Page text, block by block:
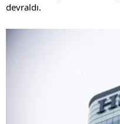
devraldı.